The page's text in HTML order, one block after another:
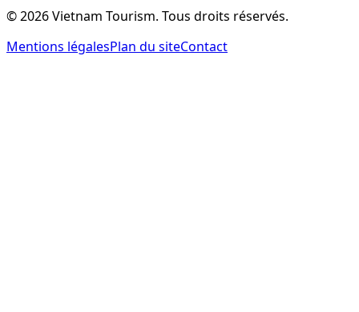
©2026Vietnam Tourism. Tous droits réservés.
Mentions légalesPlan du siteContact